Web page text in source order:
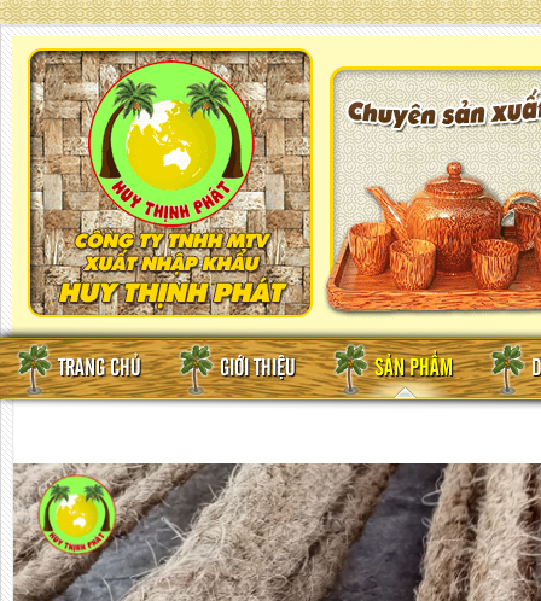
TRANG CHỦ GIỚI THIỆU SẢN PHẨM